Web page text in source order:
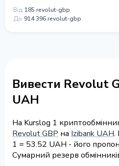
Від 185 revolut-gbp
До 914 396 revolut-gbp
Вивести Revolut
UAH
На Kurslog 1
Revolut GBP на Izibank UAH.
1 = 53.52 UAH - його
Сумарний резерв